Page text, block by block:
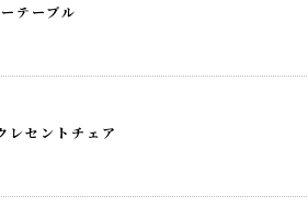
テーブル
セントチェア